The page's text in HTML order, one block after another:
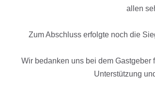
allen
Zum Abschluss erfolgte noch die
Wir bedanken uns bei dem
Unterstützung